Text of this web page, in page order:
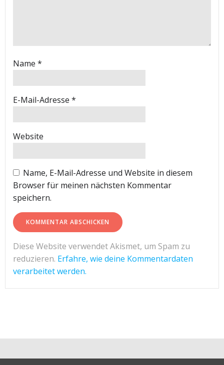
Name *
E-Mail-Adresse *
Website
Name, E-Mail-Adresse und Website in diesem
Browser für meinen nächsten Kommentar
speichern.
Diese Website verwendet Akismet, um Spam zu
reduzieren. Erfahre, wie deine Kommentardaten
verarbeitet werden.